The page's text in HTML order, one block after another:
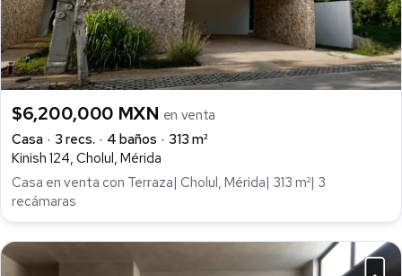
$6,200,000 MXN en venta
Casa
3 recs. 4 baños
313 m²
Kinish 124, Cholul, Mérida
Casa en venta con Terraza| Cholul, Mérida| 313 m²| 3
recámaras